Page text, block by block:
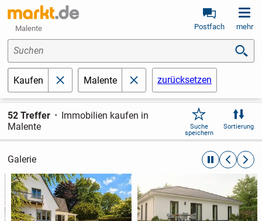
Malente Postfach mehr
Suchen
Kaufen schließenMalente schließenzurücksetzen
52 Treffer
Immobilien kaufen in
Malente
Suche
speichern
Sortierung
Galerie automatische